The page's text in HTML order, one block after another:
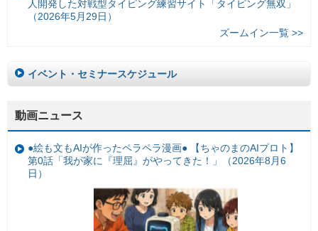
人開発した対戦型タイピング練習サイト「タイピング無双」
（2026年5月29日）
ズームイン一覧 >>
イベント・セミナースケジュール
動画ニュース
●絵も文もAIが作ったペラペラ漫画● 【ちゃのまのAIプロト】
第0話「我が家に『理屈』がやってきた！」（2026年8月6
日）